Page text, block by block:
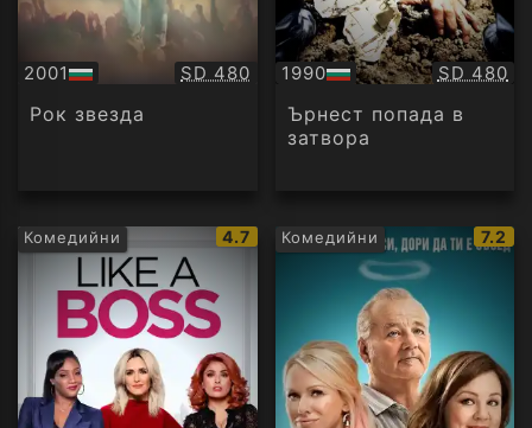
2001
БГ
аудио
Качество:
SD 480
Рок звезда
1990
БГ
аудио
SD 480
Ърнест попада в
затвора
Комедийни
IMDb
рейтинг:
4.7 Комедийни
IMDb
7.2